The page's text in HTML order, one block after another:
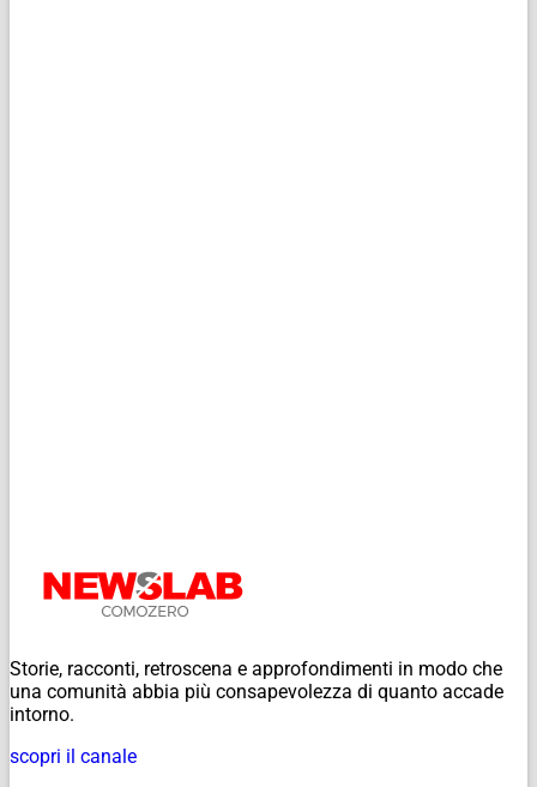
Storie, racconti, retroscena e approfondimenti in modo che
una comunità abbia più consapevolezza di quanto accade
intorno.
scopri il canale